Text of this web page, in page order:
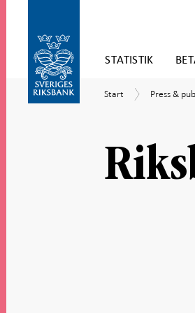
direkt
innehåll
STATISTIK
till
Start
Start
Press
Press &